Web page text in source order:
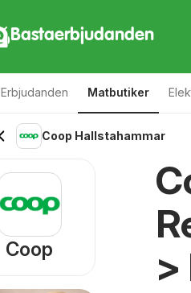
Bastaerbjudanden
Erbjudanden Matbutiker
Coop Hallstahammar
>
Coop